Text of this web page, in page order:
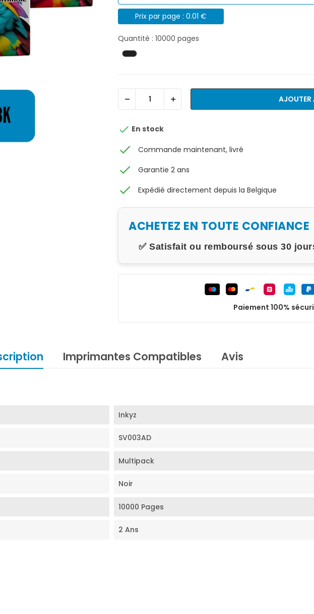
Prix par page : 0.01 €
Quantité : 10000 pages
AJOUTER
 En stock
check Commande maintenant, livré
check Garantie 2 ans
check Expédié directement depuis la Belgique
ACHETEZ EN TOUTE CONFIANCE
✅ Satisfait ou remboursé sous 30
Paiement 100%
Imprimantes Compatibles Avis
Inkyz
SV003AD
Multipack
Noir
10000 Pages
2 Ans